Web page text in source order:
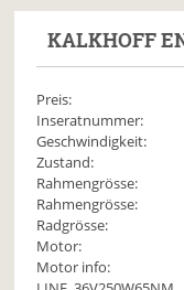
KALKHOFF
Preis:
Inseratnummer:
Geschwindigkeit:
Zustand:
Rahmengrösse:
Rahmengrösse:
Radgrösse:
Motor:
Motor info: